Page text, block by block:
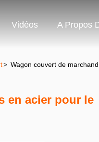
Vidéos A Propos
> Wagon couvert de
en acier pour le